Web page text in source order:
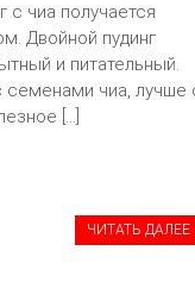
чиа получается
Двойной пудинг
и питательный.
семенами чиа, лучше
[…]
ЧИТАТЬ ДАЛЕЕ